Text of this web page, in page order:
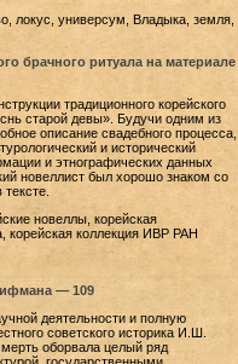
локус, универсум, Владыка, земля,
брачного ритуала на материале
традиционного корейского
старой девы». Будучи одним из
описание свадебного процесса,
и исторический
и этнографических данных
новеллист был хорошо знаком со
новеллы, корейская
корейская коллекция ИВР РАН
— 109
деятельности и полную
советского историка И.Ш.
оборвала целый ряд